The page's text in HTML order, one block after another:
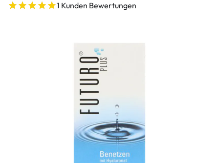
1 Kunden Bewertungen